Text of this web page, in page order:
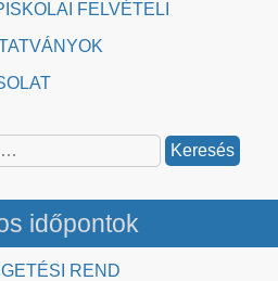
FELVÉTELI
időpontok
REND